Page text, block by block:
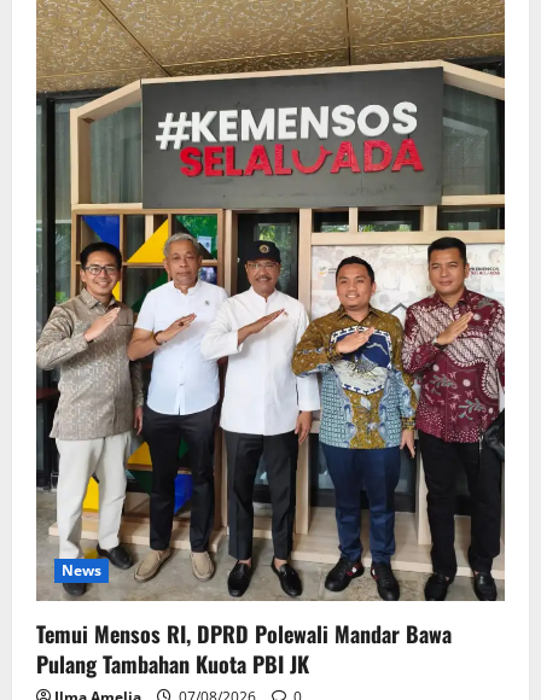
News
Temui Mensos RI, DPRD Polewali Mandar Bawa
Pulang Tambahan Kuota PBI JK